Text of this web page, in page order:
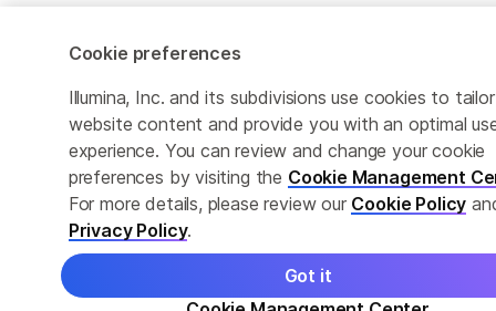
Cookie preferences
Illumina, Inc. and its subdivisions use cookies to tailor
website content and provide you with an optimal
experience. You can review and change your cookie
preferences by visiting the Cookie Management
For more details, please review our Cookie Policy
Privacy Policy.
Got it